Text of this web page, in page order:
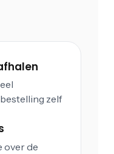
zelf
over de